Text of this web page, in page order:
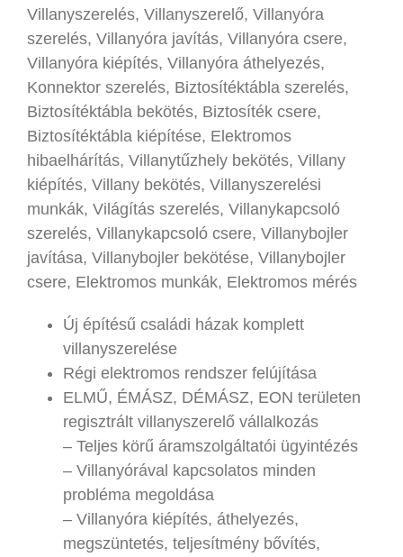
Villanyszerelés, Villanyszerelő, Villanyóra
szerelés, Villanyóra javítás, Villanyóra csere,
Villanyóra kiépítés, Villanyóra áthelyezés,
Konnektor szerelés, Biztosítéktábla szerelés,
Biztosítéktábla bekötés, Biztosíték csere,
Biztosítéktábla kiépítése, Elektromos
hibaelhárítás, Villanytűzhely bekötés, Villany
kiépítés, Villany bekötés, Villanyszerelési
munkák, Világítás szerelés, Villanykapcsoló
szerelés, Villanykapcsoló csere, Villanybojler
javítása, Villanybojler bekötése, Villanybojler
csere, Elektromos munkák, Elektromos mérés
Új építésű családi házak komplett
villanyszerelése
Régi elektromos rendszer felújítása
ELMŰ, ÉMÁSZ, DÉMÁSZ, EON területen
regisztrált villanyszerelő vállalkozás
– Teljes körű áramszolgáltatói ügyintézés
– Villanyórával kapcsolatos minden
probléma megoldása
– Villanyóra kiépítés, áthelyezés,
megszüntetés, teljesítmény bővítés,